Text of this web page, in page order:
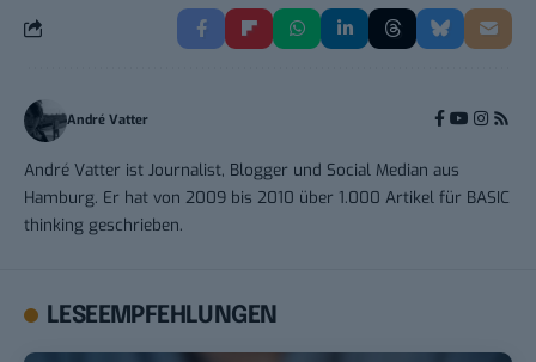
André Vatter
André Vatter ist Journalist, Blogger und Social Median aus
Hamburg. Er hat von 2009 bis 2010 über 1.000 Artikel für BASIC
thinking geschrieben.
LESEEMPFEHLUNGEN